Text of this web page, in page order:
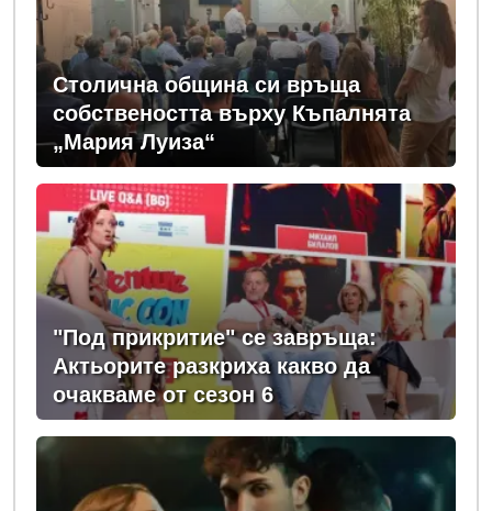
Столична община си връща
собствеността върху Къпалнята
„Мария Луиза“
"Под прикритие" се завръща:
Актьорите разкриха какво да
очакваме от сезон 6